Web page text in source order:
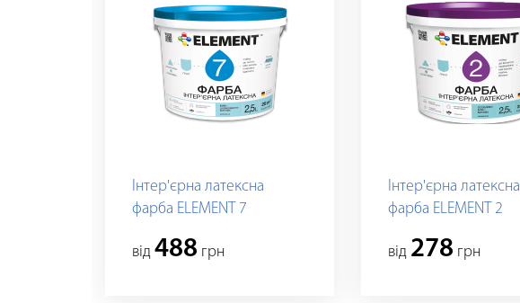
Інтер'єрна латексна
фарба ELEMENT 7
вiд 488 грн
Інтер'єрна латексна
фарба ELEMENT 2
вiд 278 грн